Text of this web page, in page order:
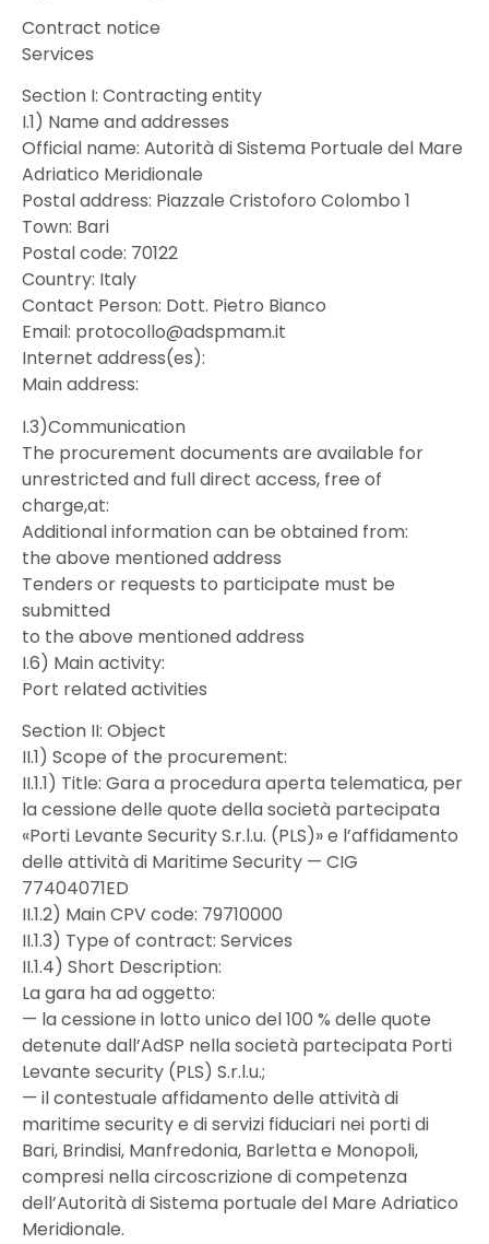
Contract notice
Services
Section I: Contracting entity
I.1) Name and addresses
Official name: Autorità di Sistema Portuale del Mare
Adriatico Meridionale
Postal address: Piazzale Cristoforo Colombo 1
Town: Bari
Postal code: 70122
Country: Italy
Contact Person: Dott. Pietro Bianco
Email: protocollo@adspmam.it
Internet address(es):
Main address:
I.3)Communication
The procurement documents are available for
unrestricted and full direct access, free of
charge,at:
Additional information can be obtained from:
the above mentioned address
Tenders or requests to participate must be
submitted
to the above mentioned address
I.6) Main activity:
Port related activities
Section II: Object
II.1) Scope of the procurement:
II.1.1) Title: Gara a procedura aperta telematica, per
la cessione delle quote della società partecipata
«Porti Levante Security S.r.l.u. (PLS)» e l’affidamento
delle attività di Maritime Security — CIG
77404071ED
II.1.2) Main CPV code: 79710000
II.1.3) Type of contract: Services
II.1.4) Short Description:
La gara ha ad oggetto:
— la cessione in lotto unico del 100 % delle quote
detenute dall’AdSP nella società partecipata Porti
Levante security (PLS) S.r.l.u.;
— il contestuale affidamento delle attività di
maritime security e di servizi fiduciari nei porti di
Bari, Brindisi, Manfredonia, Barletta e Monopoli,
compresi nella circoscrizione di competenza
dell’Autorità di Sistema portuale del Mare Adriatico
Meridionale.